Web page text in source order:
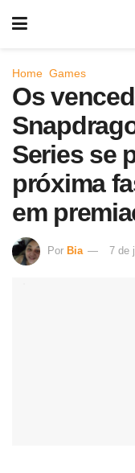
Home Games
Os
Series se
próxima
em
Por Bia 7 de